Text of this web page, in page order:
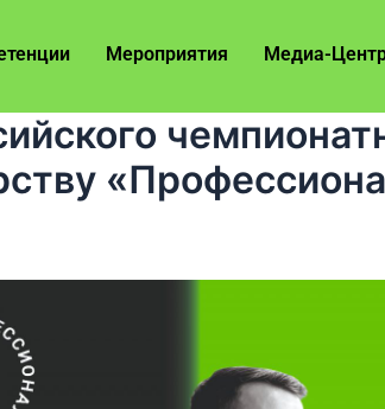
Мероприятия Медиа-